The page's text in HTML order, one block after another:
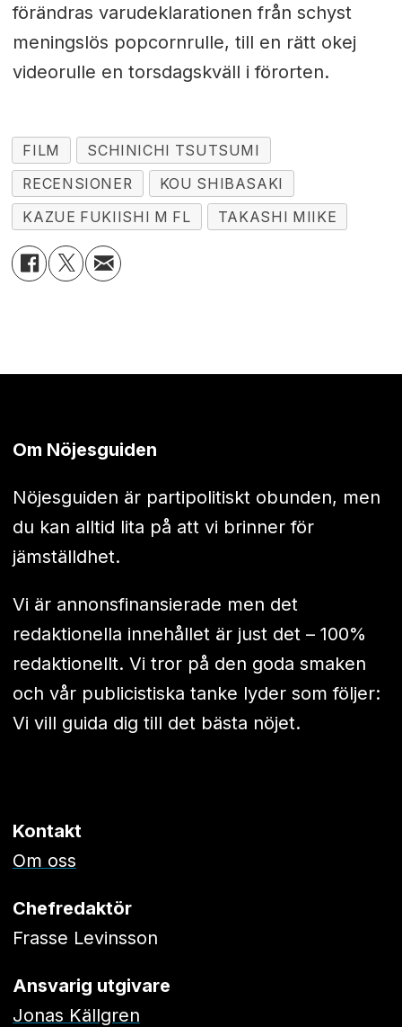
förändras varudeklarationen från schyst
meningslös popcornrulle, till en rätt okej
videorulle en torsdagskväll i förorten.
FILM
SCHINICHI TSUTSUMI
RECENSIONER
KOU SHIBASAKI
KAZUE FUKIISHI M FL
TAKASHI MIIKE
Om Nöjesguiden
Nöjesguiden är partipolitiskt obunden, men
du kan alltid lita på att vi brinner för
jämställdhet.
Vi är annonsfinansierade men det
redaktionella innehållet är just det – 100%
redaktionellt. Vi tror på den goda smaken
och vår publicistiska tanke lyder som följer:
Vi vill guida dig till det bästa nöjet.
Kontakt
Om oss
Chefredaktör
Frasse Levinsson
Ansvarig utgivare
Jonas Källgren